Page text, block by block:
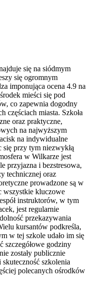
się na siódmym
się ogromnym
imponująca ocena 4.9 na
mieści się pod
co zapewnia dogodny
częściach miasta. Szkoła
oraz praktyczne,
na najwyższym
na indywidualne
przy tym niezwykłą
w Wilkarze jest
przyjazna i bezstresowa,
technicznej oraz
prowadzone są w
wszystkie kluczowe
instruktorów, w tym
jest regularnie
przekazywania
kursantów podkreśla,
w tej szkole udało im się
szczegółowe godziny
zostały publicznie
szkolenia
polecanych ośrodków